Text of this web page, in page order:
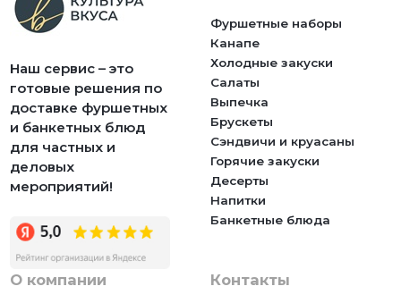
Наш сервис – это
готовые решения по
доставке фуршетных
и банкетных блюд
для частных и
деловых
мероприятий!
Фуршетные наборы
Канапе
Холодные закуски
Салаты
Выпечка
Брускеты
Сэндвичи и круасаны
Горячие закуски
Десерты
Напитки
Банкетные блюда
О компании
Контакты